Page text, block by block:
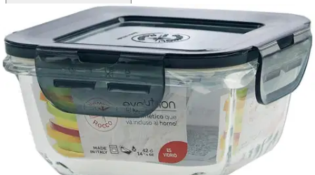
Tuotearvioiden keskiarvo5/5
(3) arviota
Julkaisemme tuotearvioita vain varmistetuista ostoksista. Niitä voivat
kirjoittaa asiakkaat, jotka ovat käyttäneet S-Etukorttia myymälässä
tai verkkokaupassa.